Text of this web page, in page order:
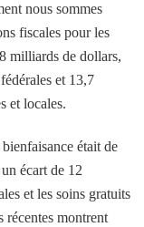
nous sommes
fiscales pour les
milliards de dollars,
et 13,7
et locales.
était de
écart de 12
et les soins gratuits
récentes montrent